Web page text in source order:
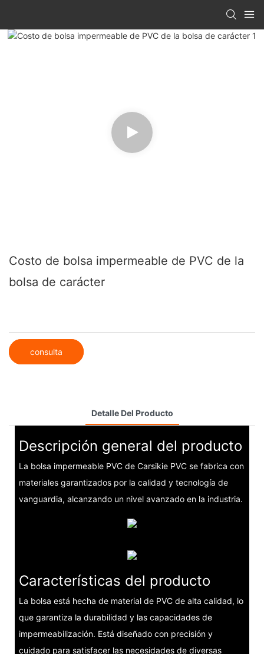
Costo de bolsa impermeable de PVC de la
bolsa de carácter
consulta
Detalle Del Producto
Descripción general del producto
La bolsa impermeable PVC de Carsikie PVC se fabrica con
materiales garantizados por la calidad y tecnología de
vanguardia, alcanzando un nivel avanzado en la industria.
Características del producto
La bolsa está hecha de material de PVC de alta calidad, lo
que garantiza la durabilidad y las capacidades de
impermeabilización. Está diseñado con precisión y
cuidado para satisfacer las necesidades de diversas